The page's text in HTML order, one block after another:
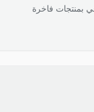
بمنتجات فاخرة